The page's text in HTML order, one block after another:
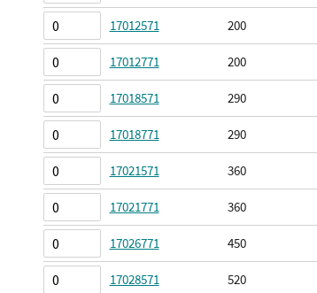
17012571 200
17012771 200
17018571 290
17018771 290
17021571 360
17021771 360
17026771 450
17028571 520